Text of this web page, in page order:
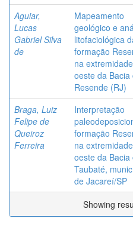
Aguiar,
Lucas
Gabriel Silva
de
Mapeamento
geológico e
litofaciológica
formação
na extremidade
oeste da Bacia
Resende (RJ)
Braga, Luiz
Felipe de
Queiroz
Ferreira
Interpretação
formação
na extremidade
oeste da Bacia
Taubaté,
de Jacareí/SP
Showing